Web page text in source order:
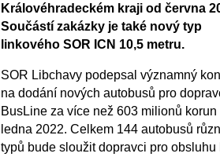
Královéhradeckém kraji od června
Součástí zakázky je také nový typ
linkového SOR ICN 10,5 metru.
SOR Libchavy podepsal významný
na dodání nových autobusů pro
BusLine za více než 603 milionů korun
ledna 2022. Celkem 144 autobusů
typů bude sloužit dopravci pro obsluhu